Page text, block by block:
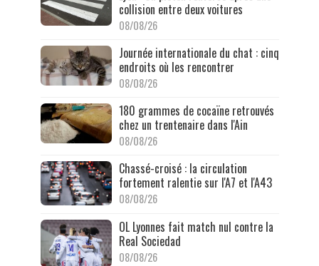
collision entre deux voitures
08/08/26
Journée internationale du chat : cinq
endroits où les rencontrer
08/08/26
180 grammes de cocaïne retrouvés
chez un trentenaire dans l'Ain
08/08/26
Chassé-croisé : la circulation
fortement ralentie sur l'A7 et l'A43
08/08/26
OL Lyonnes fait match nul contre la
Real Sociedad
08/08/26